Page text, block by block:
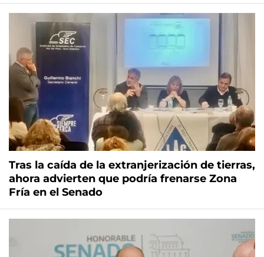
Tras la caída de la extranjerización de tierras,
ahora advierten que podría frenarse Zona
Fría en el Senado